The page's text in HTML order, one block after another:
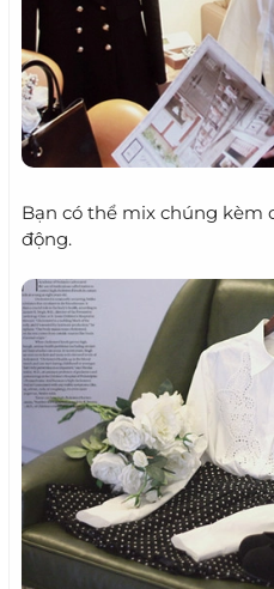
Bạn có thể mix chúng kèm
động.